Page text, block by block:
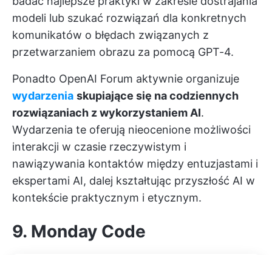
modeli lub szukać rozwiązań dla konkretnych
komunikatów o błędach związanych z
przetwarzaniem obrazu za pomocą GPT-4.
Ponadto OpenAI Forum aktywnie organizuje
wydarzenia skupiające się na codziennych
rozwiązaniach z wykorzystaniem AI.
Wydarzenia te oferują nieocenione możliwości
interakcji w czasie rzeczywistym i
nawiązywania kontaktów między entuzjastami i
ekspertami AI, dalej kształtując przyszłość AI w
kontekście praktycznym i etycznym.
9. Monday Code